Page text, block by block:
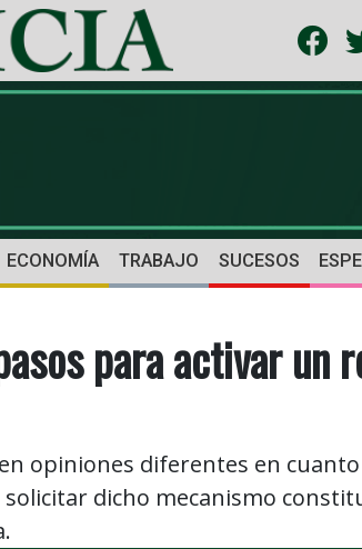
ECONOMÍA TRABAJO SUCESOS
para activar un
opiniones diferentes en cuanto
dicho mecanismo